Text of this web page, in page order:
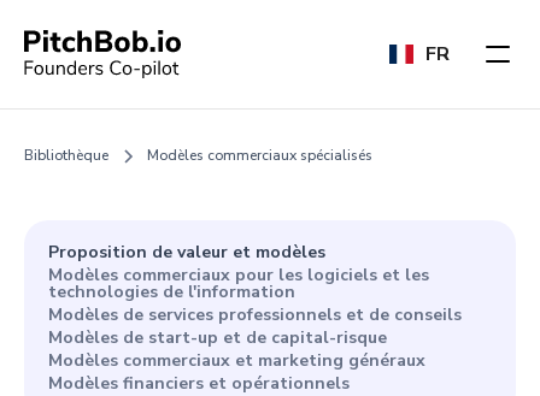
FR
Bibliothèque Modèles commerciaux spécialisés
Proposition de valeur et modèles
Modèles commerciaux pour les logiciels et les
technologies de l'information
Modèles de services professionnels et de conseils
Modèles de start-up et de capital-risque
Modèles commerciaux et marketing généraux
Modèles financiers et opérationnels